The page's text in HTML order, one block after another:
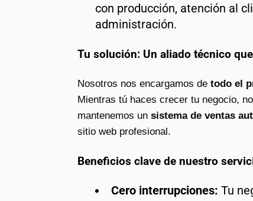
con producción, atención al
administración.
Tu solución: Un aliado técnico
Nosotros nos encargamos de todo el
Mientras tú haces crecer tu negocio,
mantenemos un sistema de ventas
sitio web profesional.
Beneficios clave de nuestro
Cero interrupciones: Tu